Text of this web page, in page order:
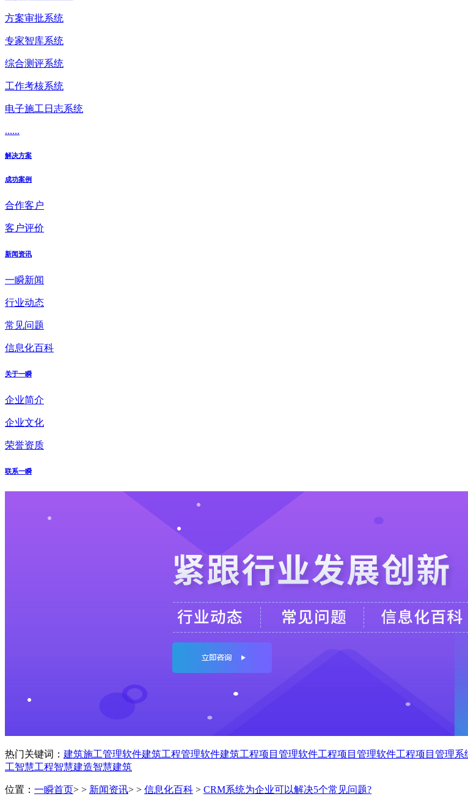
方案审批系统
专家智库系统
综合测评系统
工作考核系统
电子施工日志系统
......
解决方案
成功案例
合作客户
客户评价
新闻资讯
一瞬新闻
行业动态
常见问题
信息化百科
关于一瞬
企业简介
企业文化
荣誉资质
联系一瞬
热门关键词： 建筑施工管理软件建筑工程管理软件建筑工程项目管理软件工程项目管理软件工程项目管理系
工智慧工程智慧建造智慧建筑
位置： 一瞬首页> > 新闻资讯> > 信息化百科 > CRM系统为企业可以解决5个常见问题?